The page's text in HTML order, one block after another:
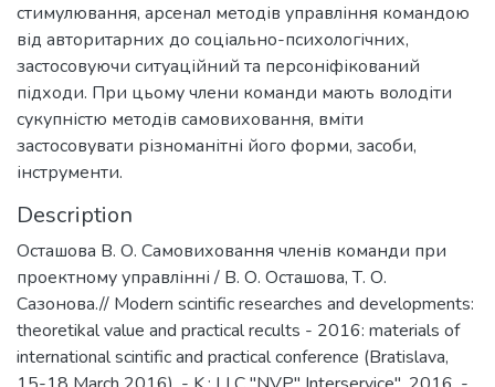
стимулювання, арсенал методів управління командою
від авторитарних до соціально-психологічних,
застосовуючи ситуаційний та персоніфікований
підходи. При цьому члени команди мають володіти
сукупністю методів самовиховання, вміти
застосовувати різноманітні його форми, засоби,
інструменти.
Description
Осташова В. О. Самовиховання членів команди при
проектному управлінні / В. О. Осташова, Т. О.
Сазонова.// Modern scintific researches and developments:
theoretikal value and practical recults - 2016: materials of
international scintific and practical conference (Bratislava,